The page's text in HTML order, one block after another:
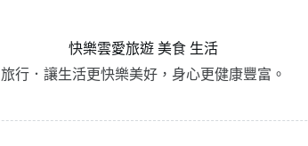
快樂雲愛旅遊 美食 生活
旅行．讓生活更快樂美好，身心更健康豐富。